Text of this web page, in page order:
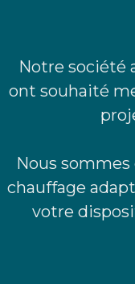
Notre société
ont souhaité
Nous
chauffage
votre